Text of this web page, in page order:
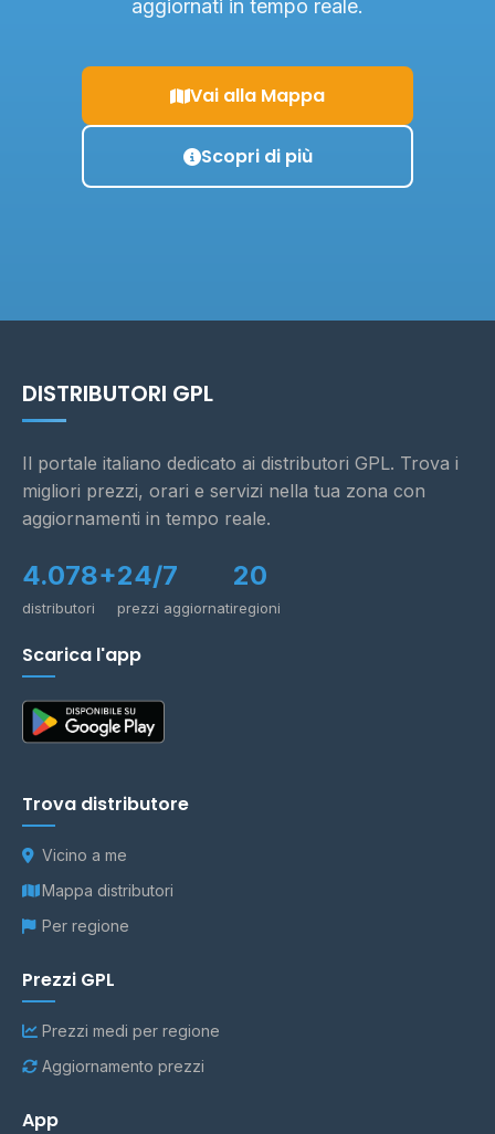
aggiornati in tempo reale.
Vai alla Mappa
Scopri di più
DISTRIBUTORI GPL
Il portale italiano dedicato ai distributori GPL. Trova i
migliori prezzi, orari e servizi nella tua zona con
aggiornamenti in tempo reale.
4.078+
distributori
24/7
prezzi aggiornati
20
regioni
Scarica l'app
Trova distributore
Vicino a me
Mappa distributori
Per regione
Prezzi GPL
Prezzi medi per regione
Aggiornamento prezzi
App